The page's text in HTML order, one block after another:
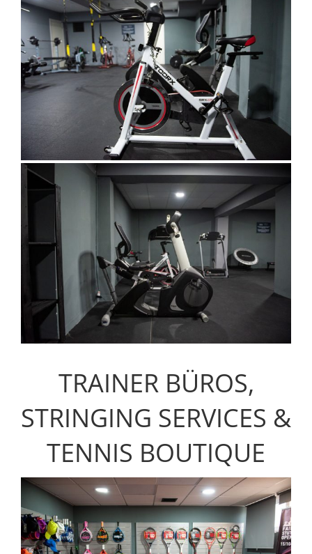
TRAINER BÜROS,
STRINGING SERVICES &
TENNIS BOUTIQUE